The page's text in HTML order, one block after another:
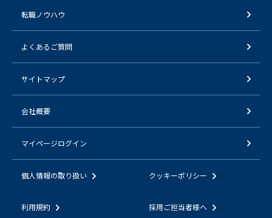
転職ノウハウ
よくあるご質問
サイトマップ
会社概要
マイページログイン
個人情報の取り扱い クッキーポリシー
利用規約 採用ご担当者様へ